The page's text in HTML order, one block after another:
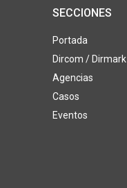
SECCIONES
Portada
Dircom / Dirmark
Agencias
Casos
Eventos